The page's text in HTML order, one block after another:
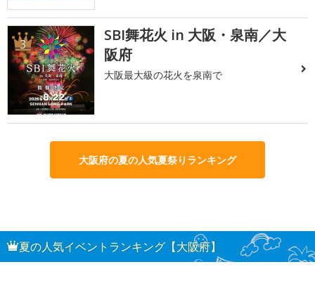
3
SBI舞花火 in 大阪・泉南／大
阪府
大阪最大級の花火を泉南で
大阪府の夏の人気夏祭りランキング
夏の人気イベントランキング【大阪府】